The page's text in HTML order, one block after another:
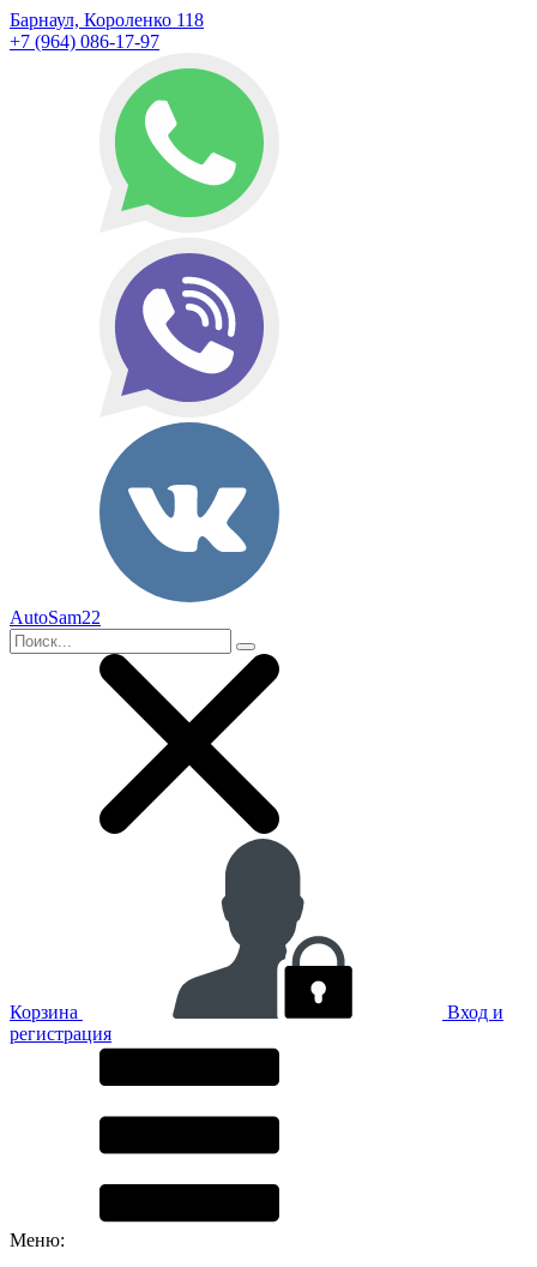
Барнаул, Короленко 118
+7 (964) 086-17-97
AutoSam22
Корзина
Вход и
регистрация
Меню: